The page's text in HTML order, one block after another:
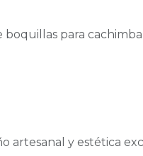
para
artesanal y estética